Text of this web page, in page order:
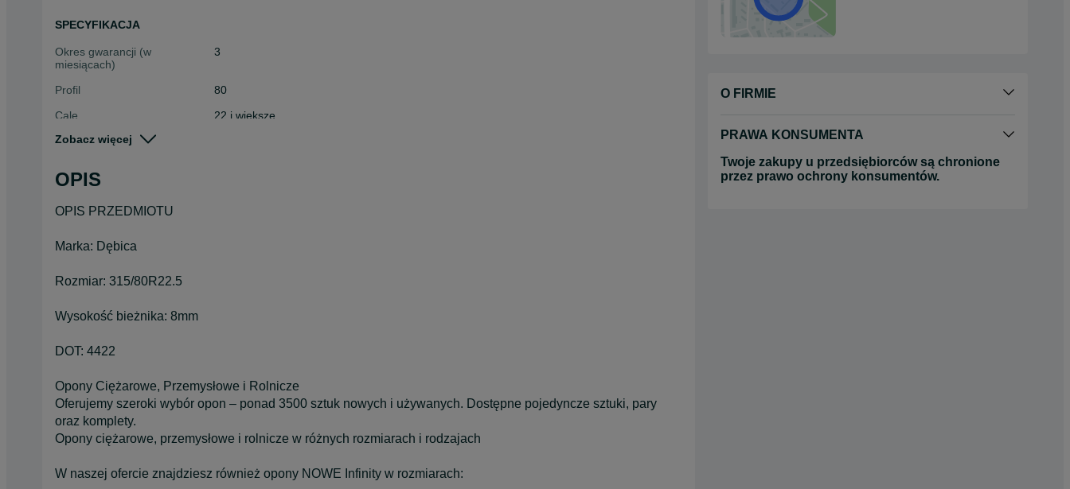
SPECYFIKACJA
Okres gwarancji (w
miesiącach)
3
Profil
80
Cale
22 i większe
Stan
Szerokość
Zobacz więcej
OPIS
OPIS PRZEDMIOTU
Marka: Dębica
Rozmiar: 315/80R22.5
Wysokość bieżnika: 8mm
DOT: 4422
Opony Ciężarowe, Przemysłowe i Rolnicze
Oferujemy szeroki wybór opon – ponad 3500 sztuk nowych i używanych. Dostępne pojedyncze sztuki, pary
oraz komplety.
Opony ciężarowe, przemysłowe i rolnicze w różnych rozmiarach i rodzajach
W naszej ofercie znajdziesz również opony NOWE Infinity w rozmiarach:
O FIRMIE
PRAWA KONSUMENTA
Twoje zakupy u przedsiębiorców są chronione
przez prawo ochrony konsumentów.